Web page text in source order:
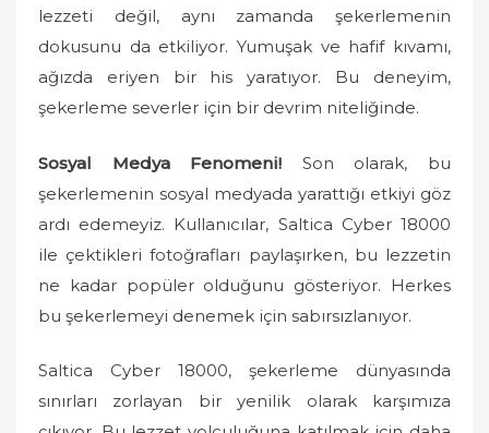
lezzeti değil, aynı zamanda şekerlemenin
dokusunu da etkiliyor. Yumuşak ve hafif kıvamı,
ağızda eriyen bir his yaratıyor. Bu deneyim,
şekerleme severler için bir devrim niteliğinde.
Sosyal Medya Fenomeni! Son olarak, bu
şekerlemenin sosyal medyada yarattığı etkiyi göz
ardı edemeyiz. Kullanıcılar, Saltica Cyber 18000
ile çektikleri fotoğrafları paylaşırken, bu lezzetin
ne kadar popüler olduğunu gösteriyor. Herkes
bu şekerlemeyi denemek için sabırsızlanıyor.
Saltica Cyber 18000, şekerleme dünyasında
sınırları zorlayan bir yenilik olarak karşımıza